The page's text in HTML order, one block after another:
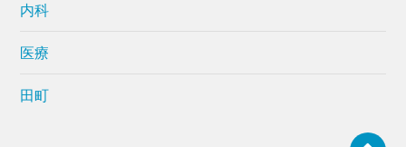
内科
医療
田町